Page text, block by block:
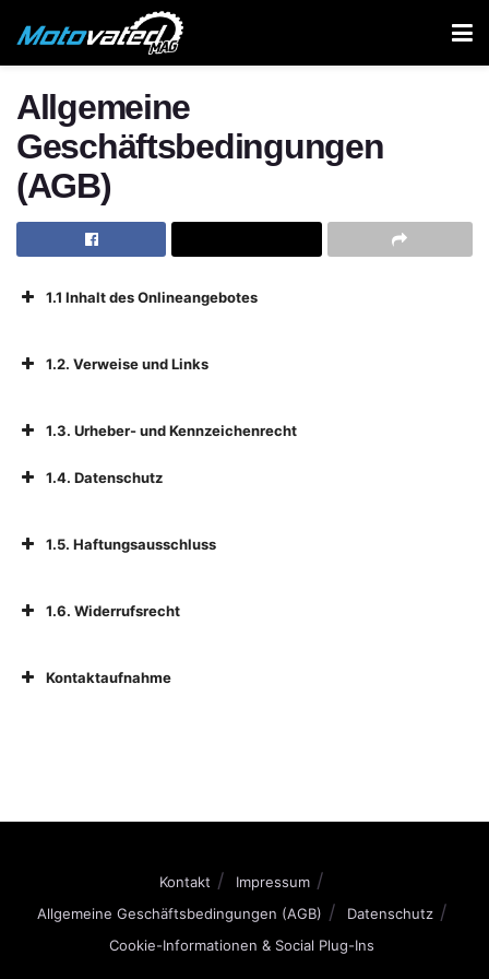
Allgemeine
Geschäftsbedingungen
(AGB)
1.1 Inhalt des Onlineangebotes
1.2. Verweise und Links
1.3. Urheber- und Kennzeichenrecht
1.4. Datenschutz
1.5. Haftungsausschluss
1.6. Widerrufsrecht
Kontaktaufnahme
Kontakt
Impressum
Allgemeine Geschäftsbedingungen (AGB)
Datenschutz
Cookie-Informationen & Social Plug-Ins